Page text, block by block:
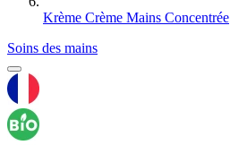
Krème Crème Mains Concentrée
Soins des mains